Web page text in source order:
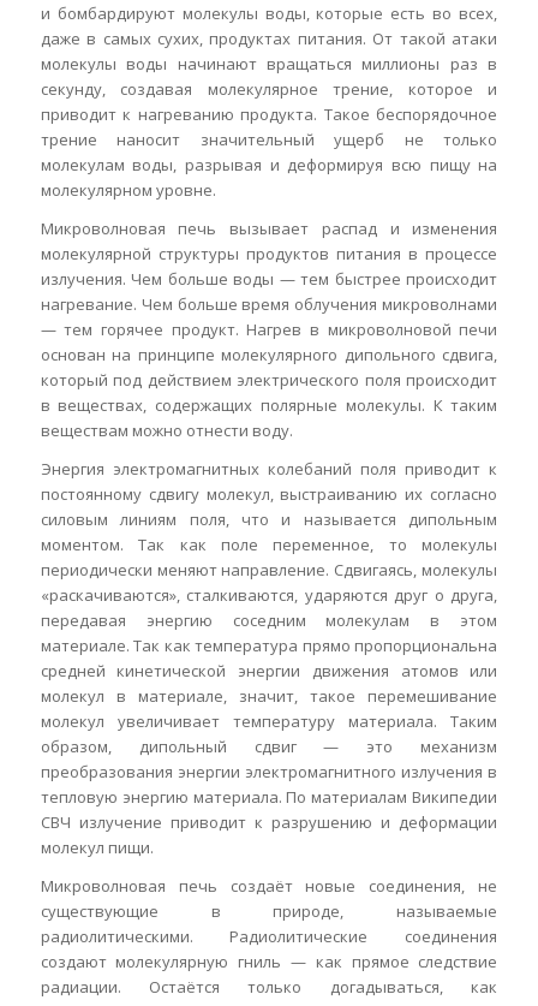
и бомбардируют молекулы воды, которые есть во всех,
даже в самых сухих, продуктах питания. От такой атаки
молекулы воды начинают вращаться миллионы раз в
секунду, создавая молекулярное трение, которое и
приводит к нагреванию продукта. Такое беспорядочное
трение наносит значительный ущерб не только
молекулам воды, разрывая и деформируя всю пищу на
молекулярном уровне.
Микроволновая печь вызывает распад и изменения
молекулярной структуры продуктов питания в процессе
излучения. Чем больше воды — тем быстрее происходит
нагревание. Чем больше время облучения микроволнами
— тем горячее продукт. Нагрев в микроволновой печи
основан на принципе молекулярного дипольного сдвига,
который под действием электрического поля происходит
в веществах, содержащих полярные молекулы. К таким
веществам можно отнести воду.
Энергия электромагнитных колебаний поля приводит к
постоянному сдвигу молекул, выстраиванию их согласно
силовым линиям поля, что и называется дипольным
моментом. Так как поле переменное, то молекулы
периодически меняют направление. Сдвигаясь, молекулы
«раскачиваются», сталкиваются, ударяются друг о друга,
передавая энергию соседним молекулам в этом
материале. Так как температура прямо пропорциональна
средней кинетической энергии движения атомов или
молекул в материале, значит, такое перемешивание
молекул увеличивает температуру материала. Таким
образом, дипольный сдвиг — это механизм
преобразования энергии электромагнитного излучения в
тепловую энергию материала. По материалам Википедии
СВЧ излучение приводит к разрушению и деформации
молекул пищи.
Микроволновая печь создаёт новые соединения, не
существующие в природе, называемые
радиолитическими. Радиолитические соединения
создают молекулярную гниль — как прямое следствие
радиации. Остаётся только догадываться, как